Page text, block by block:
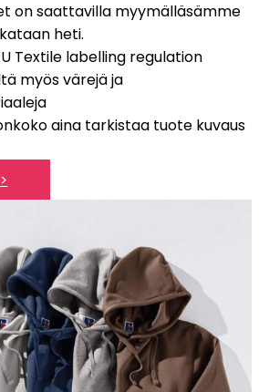
on saattavilla myymälläsämme
heti.
Textile labelling regulation
myös värejä ja
aina tarkistaa tuote kuvaus
>